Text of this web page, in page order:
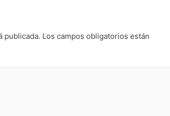
publicada. Los campos obligatorios están